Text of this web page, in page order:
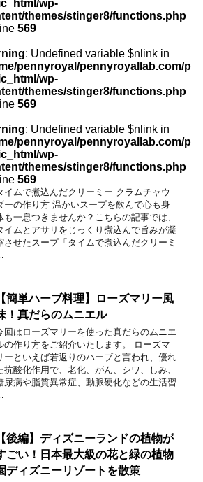
wp-
themes/stinger8/functions.php
569
: Undefined variable $nlink in
pennyroyal/pennyroyallab.com/p
wp-
themes/stinger8/functions.php
569
: Undefined variable $nlink in
pennyroyal/pennyroyallab.com/p
wp-
themes/stinger8/functions.php
569
イムで煮込んだクリーミー クラムチャウ
ーの作り方 温かいスープを飲んで心も身
も一息つきませんか？こちらの記事では、
イムとアサリをじっくり煮込んで旨みが凝
させたスープ「タイムで煮込んだクリーミ
【簡単ハーブ料理】ローズマリー風
！真だらのムニエル
回はローズマリーを使った真だらのムニエ
の作り方をご紹介いたします。 ローズマ
ーといえば若返りのハーブと言われ、優れ
抗酸化作用で、老化、がん、シワ、しみ、
尿病や脂質異常症、動脈硬化などの生活習
【後編】ディズニーランドの植物が
ごい！日本最大級の花と緑の植物
ディズニーリゾートを散策